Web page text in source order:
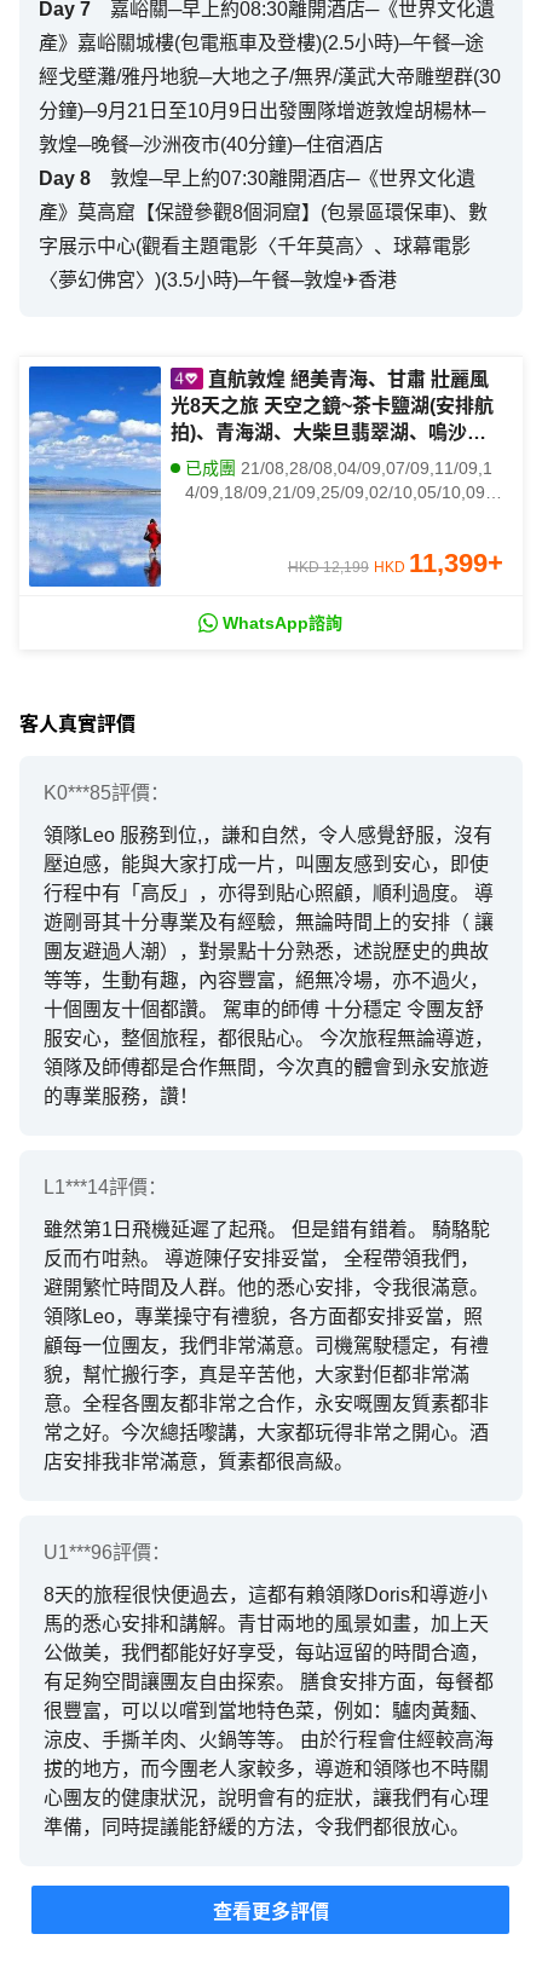
Day 7
嘉峪關─早上約08:30離開酒店─《世界文化遺
產》嘉峪關城樓(包電瓶車及登樓)(2.5小時)─午餐─途
經戈壁灘/雅丹地貌─大地之子/無界/漢武大帝雕塑群(30
分鐘)─9月21日至10月9日出發團隊增遊敦煌胡楊林─
敦煌─晚餐─沙洲夜市(40分鐘)─住宿酒店
Day 8
敦煌─早上約07:30離開酒店─《世界文化遺
產》莫高窟【保證參觀8個洞窟】(包景區環保車)、數
字展示中心(觀看主題電影〈千年莫高〉、球幕電影
〈夢幻佛宮〉)(3.5小時)─午餐─敦煌✈香港
直航敦煌 絕美青海、甘肅 壯麗風
光8天之旅 天空之鏡~茶卡鹽湖(安排航
拍)、青海湖、大柴旦翡翠湖、嗚沙山
月牙泉(騎駱駝體驗)、塔爾寺、嘉峪
關、莫高窟【保證參觀8個洞窟】、大
已成團 21/08,28/08,04/09,07/09,11/09,1
4/09,18/09,21/09,25/09,02/10,05/10,09/1
HKD 12,199 HKD 11,399+
WhatsApp諮詢
客人真實評價
K0***85評價：
領隊Leo 服務到位,，謙和自然，令人感覺舒服，沒有
壓迫感，能與大家打成一片，叫團友感到安心，即使
行程中有「高反」，亦得到貼心照顧，順利過度。 導
遊剛哥其十分專業及有經驗，無論時間上的安排（ 讓
團友避過人潮），對景點十分熟悉，述說歷史的典故
等等，生動有趣，內容豐富，絕無冷場，亦不過火，
十個團友十個都讚。 駕車的師傅 十分穩定 令團友舒
服安心，整個旅程，都很貼心。 今次旅程無論導遊，
領隊及師傅都是合作無間，今次真的體會到永安旅遊
的專業服務，讚！
L1***14評價：
雖然第1日飛機延遲了起飛。 但是錯有錯着。 騎駱駝
反而冇咁熱。 導遊陳仔安排妥當， 全程帶領我們，
避開繁忙時間及人群。他的悉心安排，令我很滿意。
領隊Leo，專業操守有禮貌，各方面都安排妥當，照
顧每一位團友，我們非常滿意。司機駕駛穩定，有禮
貌，幫忙搬行李，真是辛苦他，大家對佢都非常滿
意。全程各團友都非常之合作，永安嘅團友質素都非
常之好。今次總括嚟講，大家都玩得非常之開心。酒
店安排我非常滿意，質素都很高級。
U1***96評價：
8天的旅程很快便過去，這都有賴領隊Doris和導遊小
馬的悉心安排和講解。青甘兩地的風景如畫，加上天
公做美，我們都能好好享受，每站逗留的時間合適，
有足夠空間讓團友自由探索。 膳食安排方面，每餐都
很豐富，可以以嚐到當地特色菜，例如：驢肉黃麵、
涼皮、手撕羊肉、火鍋等等。 由於行程會住經較高海
拔的地方，而今團老人家較多，導遊和領隊也不時關
心團友的健康狀況，說明會有的症狀，讓我們有心理
準備，同時提議能舒緩的方法，令我們都很放心。
查看更多評價